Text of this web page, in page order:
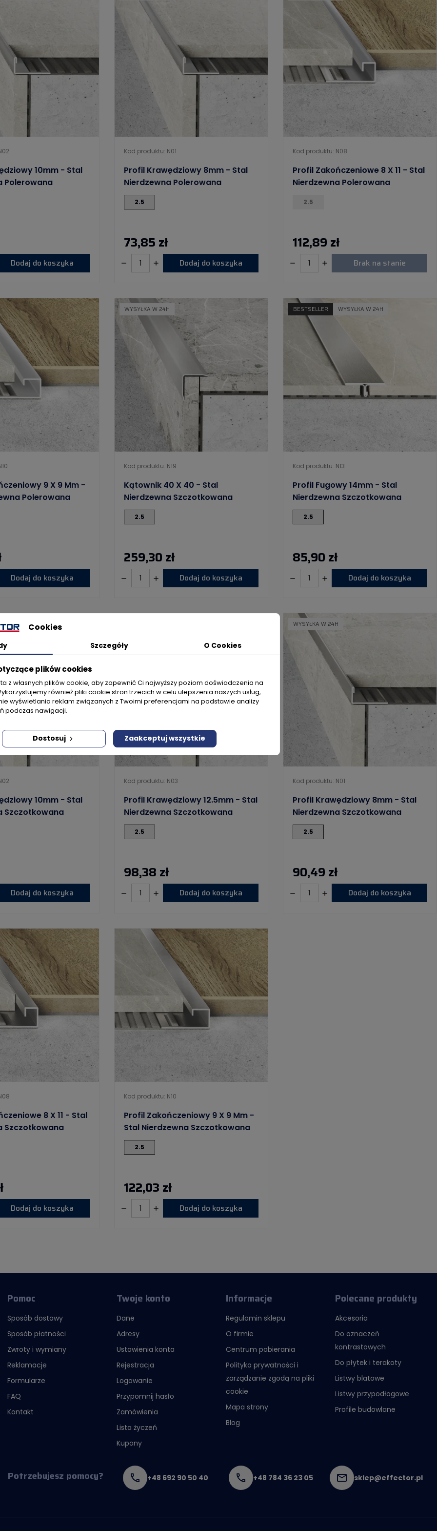
10mm - Stal
Polerowana
Dodaj do koszyka
Kod produktu: N01
Profil Krawędziowy 8mm - Stal
Nierdzewna Polerowana
2.5
73,85 zł
Dodaj do koszyka
Kod produktu: N08
Profil Zakończeniowe 8 X 11 - Stal
Nierdzewna Polerowana
2.5
112,89 zł
Brak na stanie
9 X 9 Mm -
Polerowana
Dodaj do koszyka
Kod produktu: N19
Kątownik 40 X 40 - Stal
Nierdzewna Szczotkowana
2.5
259,30 zł
Dodaj do koszyka
WYSYŁKA W 24H
Kod produktu: N13
Profil Fugowy 14mm - Stal
Nierdzewna Szczotkowana
2.5
85,90 zł
Dodaj do koszyka
BESTSELLER WYSYŁKA W 24H
10mm - Stal
Szczotkowana
Dodaj do koszyka
WYSYŁKA W 24H
Kod produktu: N03
Profil Krawędziowy 12.5mm - Stal
Nierdzewna Szczotkowana
2.5
98,38 zł
Dodaj do koszyka
Kod produktu: N01
Profil Krawędziowy 8mm - Stal
Nierdzewna Szczotkowana
2.5
90,49 zł
Dodaj do koszyka
WYSYŁKA W 24H
8 X 11 - Stal
Szczotkowana
Dodaj do koszyka
Kod produktu: N10
Profil Zakończeniowy 9 X 9 Mm -
Stal Nierdzewna Szczotkowana
2.5
122,03 zł
Dodaj do koszyka
Pomoc
Sposób dostawy
Sposób płatności
Zwroty i wymiany
Reklamacje
Formularze
FAQ
Kontakt
Twoje konto
Dane
Adresy
Ustawienia konta
Rejestracja
Logowanie
Przypomnij hasło
Zamówienia
Lista życzeń
Kupony
Informacje
Regulamin sklepu
O firmie
Centrum pobierania
Polityka prywatności i
zarządzanie zgodą na pliki
cookie
Mapa strony
Blog
Polecane produkty
Akcesoria
Do oznaczeń
kontrastowych
Do płytek i terakoty
Listwy blatowe
Listwy przypodłogowe
Profile budowlane
Potrzebujesz pomocy? +48 692 90 50 40 +48 784 36 23 05 sklep@effector.pl
Cookies
Szczegóły O Cookies
plików cookies
z własnych plików cookie, aby zapewnić Ci najwyższy poziom doświadczenia na
również pliki cookie stron trzecich w celu ulepszenia naszych usług,
wyświetlania reklam związanych z Twoimi preferencjami na podstawie analizy
podczas nawigacji.
Dostosuj Zaakceptuj wszystkie